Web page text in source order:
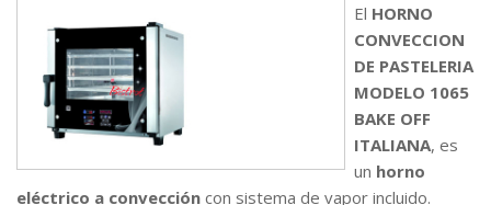
El HORNO
CONVECCION
DE PASTELERIA
MODELO 1065
BAKE OFF
ITALIANA, es
un horno
eléctrico a convección con sistema de vapor incluido.